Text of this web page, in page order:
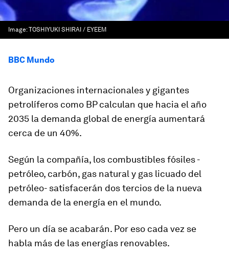
Image:TOSHIYUKI SHIRAI / EYEEM
BBC Mundo
Organizaciones internacionales y gigantes
petrolíferos como BP calculan que hacia el año
2035 la demanda global de energía aumentará
cerca de un 40%.
Según la compañía, los combustibles fósiles -
petróleo, carbón, gas natural y gas licuado del
petróleo- satisfacerán dos tercios de la nueva
demanda de la energía en el mundo.
Pero un día se acabarán. Por eso cada vez se
habla más de las energías renovables.